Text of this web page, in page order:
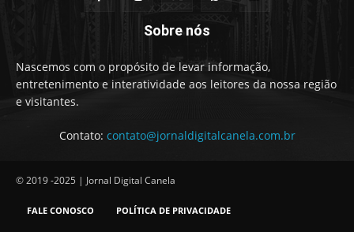
Sobre nós
Nascemos com o propósito de levar informação,
entretenimento e interatividade aos leitores da nossa região
e visitantes.
Contato: contato@jornaldigitalcanela.com.br
© 2019 -2025 | Jornal Digital Canela
FALE CONOSCO POLÍTICA DE PRIVACIDADE